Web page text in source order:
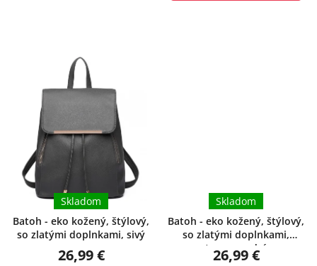
Batoh - eko kožený, štýlový,
so zlatými doplnkami, sivý
Skladom
26,99 €
Batoh - eko kožený, štýlový,
so zlatými doplnkami,
tmavomodrý
Skladom
26,99 €